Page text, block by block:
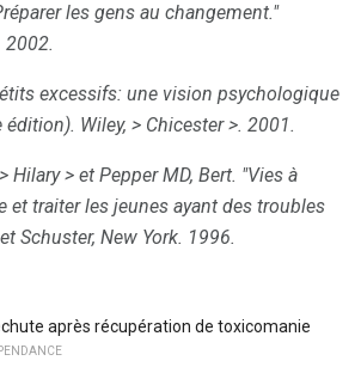
les gens au changement."
2002.
excessifs: une vision psychologique
édition). Wiley, > Chicester >. 2001.
> Hilary > et Pepper MD, Bert. "Vies à
et traiter les jeunes ayant des troubles
Schuster, New York. 1996.
après récupération de toxicomanie